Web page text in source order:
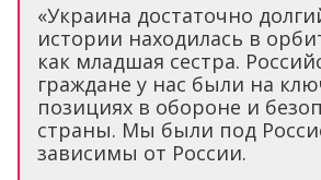
«Украина достаточно
истории находилась в
как младшая сестра.
граждане у нас были на
позициях в обороне и
страны. Мы были под
зависимы от России.